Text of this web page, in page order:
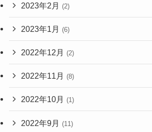
2023年2月 (2)
2023年1月 (6)
2022年12月 (2)
2022年11月 (8)
2022年10月 (1)
2022年9月 (11)